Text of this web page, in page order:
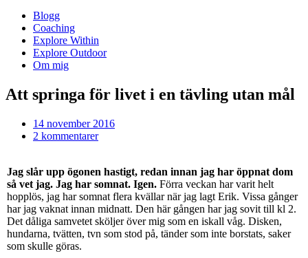
Blogg
Coaching
Explore Within
Explore Outdoor
Om mig
Att springa för livet i en tävling utan mål
14 november 2016
2 kommentarer
Jag slår upp ögonen hastigt, redan innan jag har öppnat dom
så vet jag. Jag har somnat. Igen. Förra veckan har varit helt
hopplös, jag har somnat flera kvällar när jag lagt Erik. Vissa gånger
har jag vaknat innan midnatt. Den här gången har jag sovit till kl 2.
Det dåliga samvetet sköljer över mig som en iskall våg. Disken,
hundarna, tvätten, tvn som stod på, tänder som inte borstats, saker
som skulle göras.